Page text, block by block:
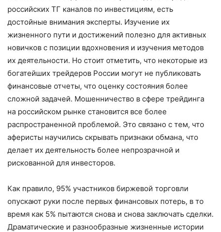
российских ТГ каналов по инвестициям, есть
достойные внимания эксперты. Изучение их
жизненного пути и достижений полезно для активных
новичков с позиции вдохновения и изучения методов
их деятельности. Но стоит отметить, что некоторые из
богатейших трейдеров России могут не публиковать
финансовые отчеты, что оценку состояния более
сложной задачей. Мошенничество в сфере трейдинга
на российском рынке становится все более
распространенной проблемой. Это связано с тем, что
аферисты научились скрывать признаки обмана, что
делает их деятельность более непрозрачной и
рискованной для инвесторов.
Как правило, 95% участников биржевой торговли
опускают руки после первых финансовых потерь, в то
время как 5% пытаются снова и снова заключать сделки.
Драматические и разнообразные жизненные истории